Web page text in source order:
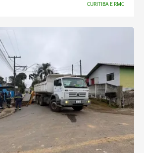
CURITIBA E RMC